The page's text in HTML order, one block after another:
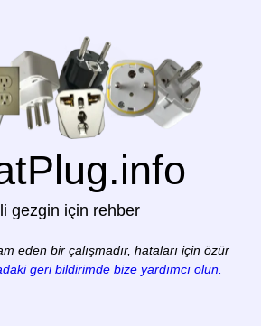
gezgin için rehber
eden bir çalışmadır, hataları için özür
geri bildirimde bize yardımcı olun.